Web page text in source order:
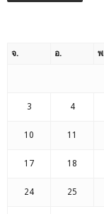
จ. อ.
3 4
10 11
17 18
24 25